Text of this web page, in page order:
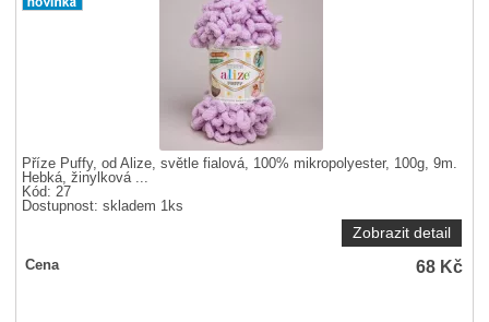
Příze Puffy, od Alize, světle fialová, 100% mikropolyester, 100g, 9m.
Hebká, žinylková ...
Kód: 27
Dostupnost:skladem 1ks
Zobrazit detail
Cena 68 Kč